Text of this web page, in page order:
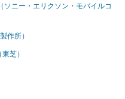
ソニー・エリクソン・モバイルコ
作所）
芝）